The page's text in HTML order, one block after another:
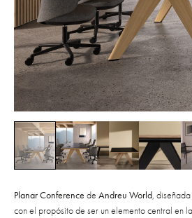
Planar Conference de Andreu World,
con el propósito de ser un elemento central en